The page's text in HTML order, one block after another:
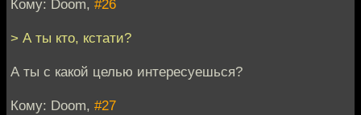
Кому: Doom, #26
> А ты кто, кстати?
А ты с какой целью интересуешься?
Кому: Doom, #27